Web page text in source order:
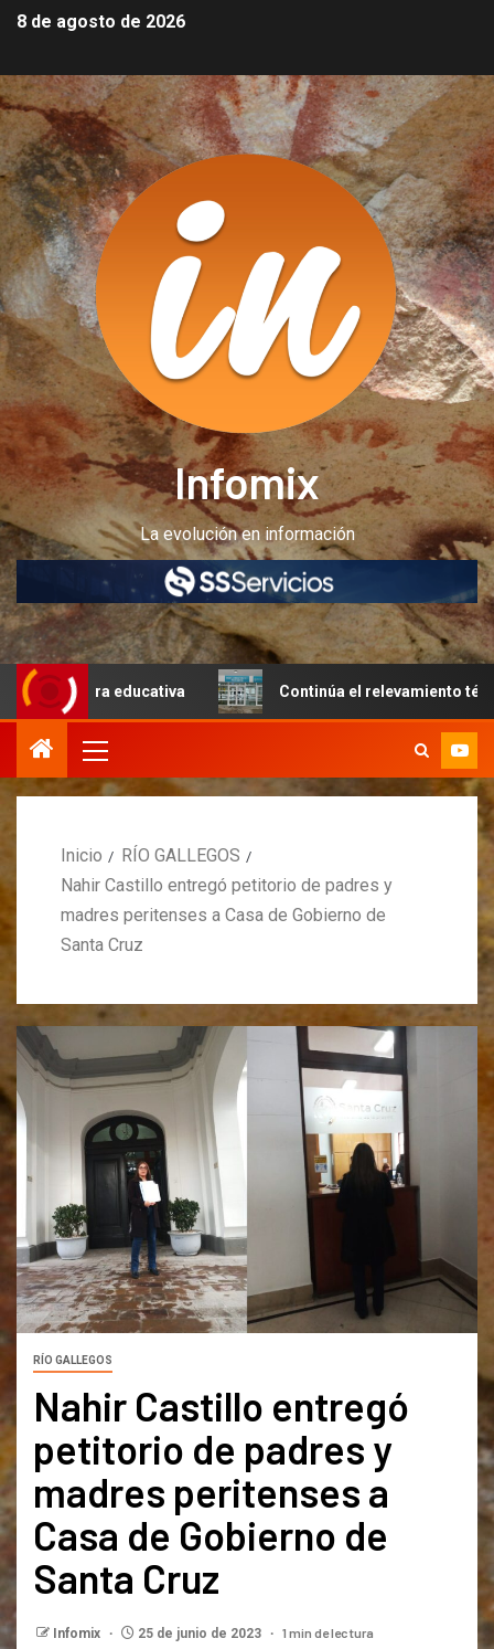
8 de agosto de 2026
Infomix
La evolución en información
educativa Continúa el relevamiento técnico en
Inicio
RÍO GALLEGOS
Nahir Castillo entregó petitorio de padres y
madres peritenses a Casa de Gobierno de
Santa Cruz
RÍO GALLEGOS
Nahir Castillo entregó
petitorio de padres y
madres peritenses a
Casa de Gobierno de
Santa Cruz
Infomix 25 de junio de 2023 1 min de lectura